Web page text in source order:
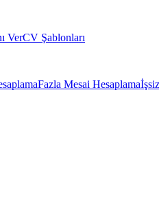
VerCV Şablonları
Fazla Mesai Hesaplama